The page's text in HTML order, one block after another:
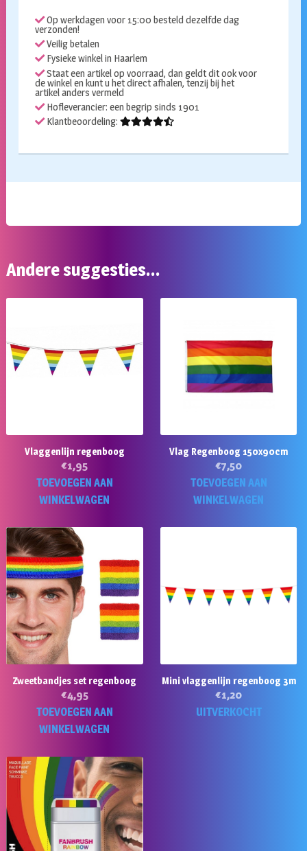
aantal
Op werkdagen voor 15:00 besteld dezelfde dag
verzonden!
Veilig betalen
Fysieke winkel in Haarlem
Staat een artikel op voorraad, dan geldt dit ook voor
de winkel en kunt u het direct afhalen, tenzij bij het
artikel anders vermeld
Hofleverancier: een begrip sinds 1901
Klantbeoordeling:
Andere suggesties…
Vlaggenlijn regenboog
€1,95
TOEVOEGEN AAN
WINKELWAGEN
Vlag Regenboog 150x90cm
€7,50
TOEVOEGEN AAN
WINKELWAGEN
Zweetbandjes set regenboog
€4,95
TOEVOEGEN AAN
WINKELWAGEN
Mini vlaggenlijn regenboog 3m
€1,20
UITVERKOCHT